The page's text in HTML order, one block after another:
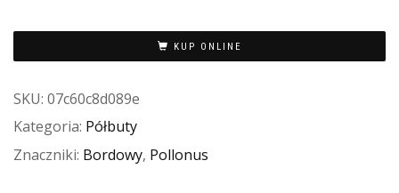
KUP ONLINE
SKU: 07c60c8d089e
Kategoria: Półbuty
Znaczniki: Bordowy, Pollonus